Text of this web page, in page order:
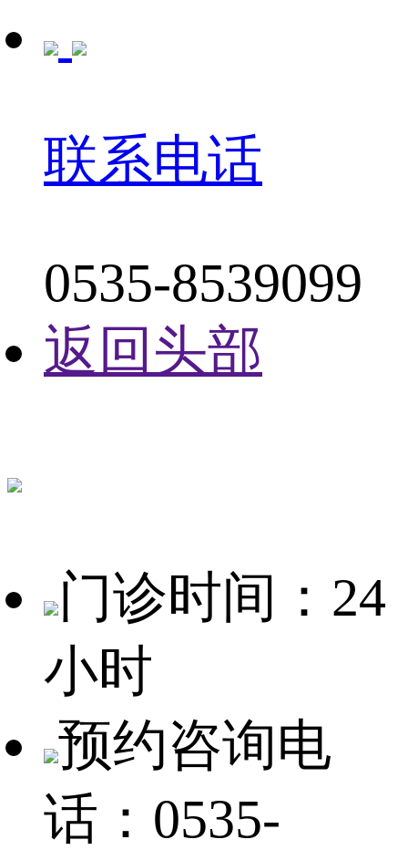
联系电话
0535-8539099
返回头部
门诊时间：24
小时
预约咨询电
话：0535-